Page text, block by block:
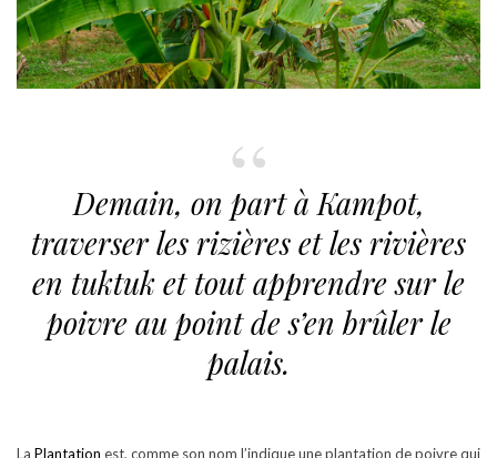
Demain, on part à Kampot,
traverser les rizières et les rivières
en tuktuk et tout apprendre sur le
poivre au point de s’en brûler le
palais.
La Plantation est, comme son nom l’indique une plantation de poivre qui